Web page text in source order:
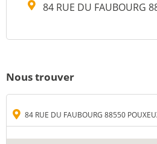
84 RUE DU FAUBOURG
Nous trouver
84 RUE DU FAUBOURG 88550